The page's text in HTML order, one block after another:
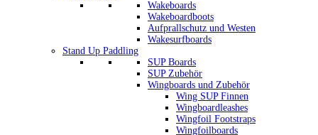
Wakeboards
Wakeboardboots
Aufprallschutz und Westen
Wakesurfboards
Stand Up Paddling
SUP Boards
SUP Zubehör
Wingboards und Zubehör
Wing SUP Finnen
Wingboardleashes
Wingfoil Footstraps
Wingfoilboards